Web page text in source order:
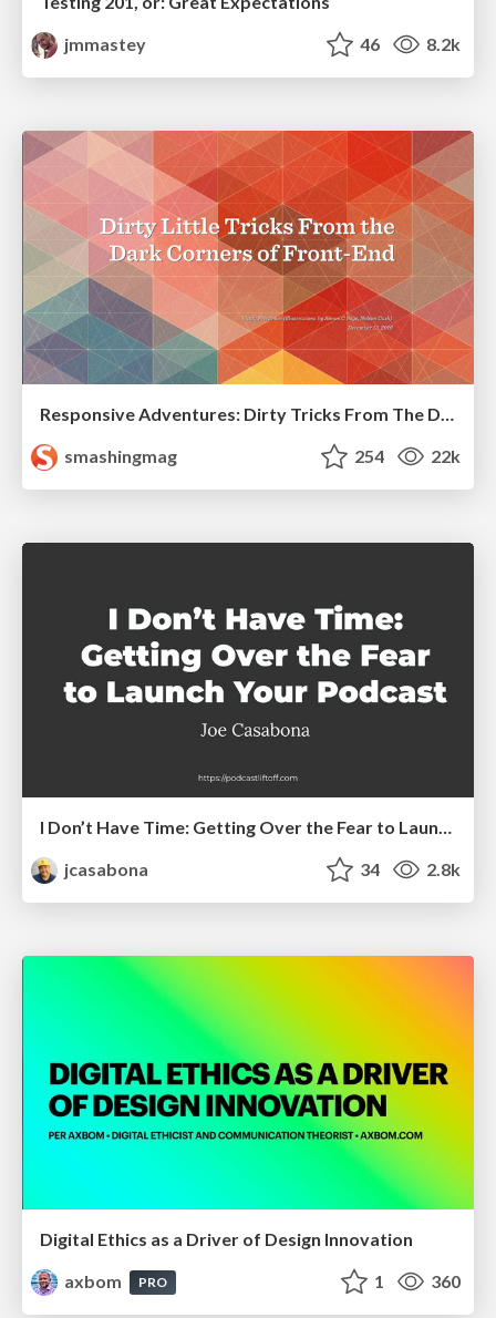
jmmastey
46 8.2k
Responsive Adventures: Dirty Tricks From The Dark Corners of Front-End
smashingmag
254 22k
jcasabona
34 2.8k
Digital Ethics as a Driver of Design Innovation
axbom
PRO 1 360